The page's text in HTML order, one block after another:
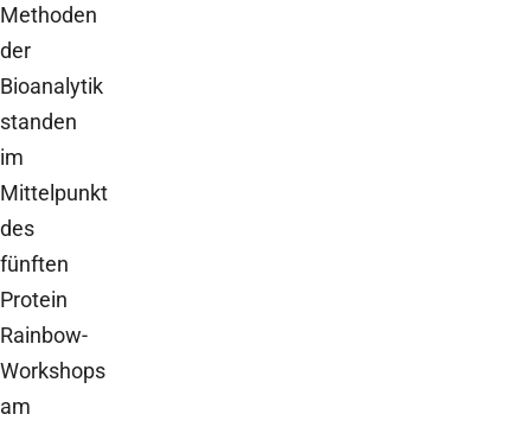
Methoden
der
Bioanalytik
standen
im
Mittelpunkt
des
fünften
Protein
Rainbow-
Workshops
am